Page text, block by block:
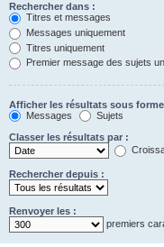
Rechercher dans :
Titres et messages
Messages uniquement
Titres uniquement
Premier message des sujets
Afficher les résultats sous
Messages
Sujets
Classer les résultats par :
Rechercher depuis :
Renvoyer les :
premiers